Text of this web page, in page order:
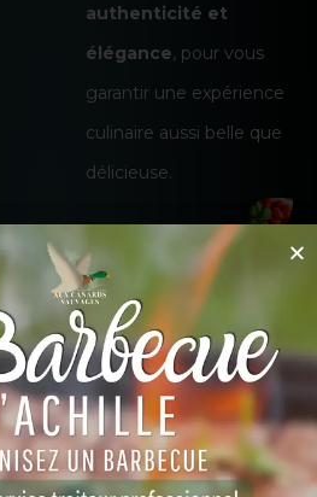
authenticité et
élégance, pour vous
garantir une expérience
culinaire aussi belle que
délicieuse.
VALEURSnotre priorité
tout commence par l’écoute
du métier.